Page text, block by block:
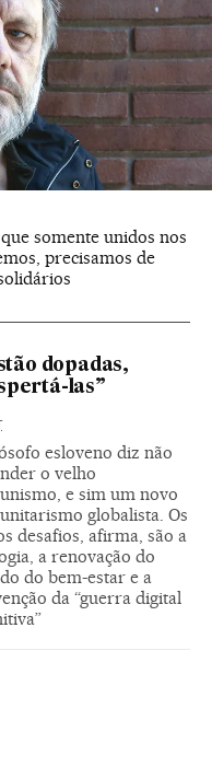
somente unidos nos
precisamos de
dopadas,
las”
esloveno diz não
o velho
e sim um novo
globalista. Os
desafios, afirma, são a
a renovação do
do bem-estar e a
da “guerra digital